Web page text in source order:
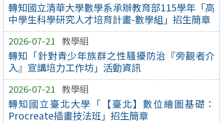
轉知國立清華大學數學系承辦教育部115學年「高
中學生科學研究人才培育計畫-數學組」招生簡章
2026-07-21 教學組
轉知「針對青少年族群之性騷擾防治『旁觀者介
入』宣講培力工作坊」活動資訊
2026-07-21 教學組
轉知國立臺北大學「【臺北】數位繪圖基礎：
Procreate插畫技法班」招生簡章